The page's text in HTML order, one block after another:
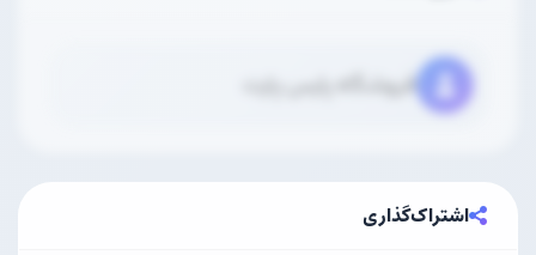
فروشگاه پارس پارت
اشتراک‌گذاری